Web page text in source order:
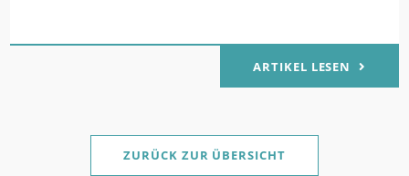
Entfernung sinken: (mehr …)
ARTIKEL LESEN
ZURÜCK ZUR ÜBERSICHT